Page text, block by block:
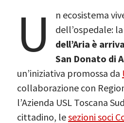
U
n ecosistema
dell’ospedale: la
dell’Aria è
San Donato di
un’iniziativa promossa da
collaborazione con
l’Azienda USL Toscana
cittadino, lesezioni soci